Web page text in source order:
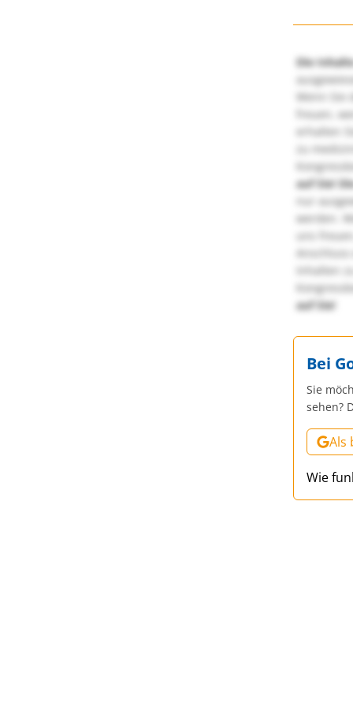
Die
Wenn
freuen,
erhalten
zu
auf Sie!
nur
werden.
uns
Inhalten
auf Sie!
Bei
Sie
sehen?
Als
Wie